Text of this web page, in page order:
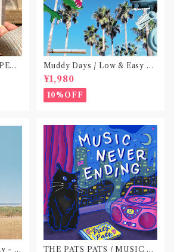
Muddy Days / Low & Easy Li
fe〝東京〟
¥1,980
10%OFF
- E THE PATS PATS / MUSIC N